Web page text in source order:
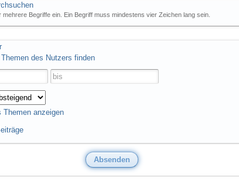
mehrere Begriffe ein. Ein Begriff muss mindestens vier Zeichen lang sein.
des Nutzers finden
Themen anzeigen